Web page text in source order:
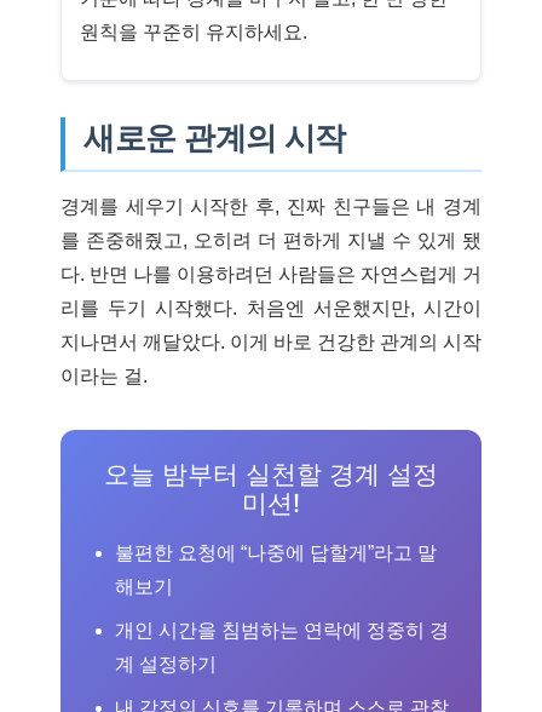
원칙을 꾸준히 유지하세요.
새로운 관계의 시작
경계를 세우기 시작한 후, 진짜 친구들은 내 경계
를 존중해줬고, 오히려 더 편하게 지낼 수 있게 됐
다. 반면 나를 이용하려던 사람들은 자연스럽게 거
리를 두기 시작했다. 처음엔 서운했지만, 시간이
지나면서 깨달았다. 이게 바로 건강한 관계의 시작
이라는 걸.
오늘 밤부터 실천할 경계 설정
미션!
불편한 요청에 “나중에 답할게”라고 말
해보기
개인 시간을 침범하는 연락에 정중히 경
계 설정하기
내 감정의 신호를 기록하며 스스로 관찰